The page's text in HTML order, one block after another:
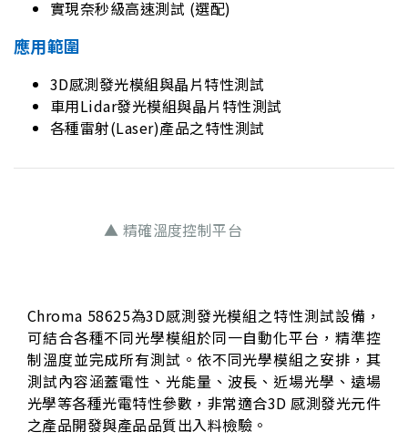
實現奈秒級高速測試 (選配)
應用範圍
3D感測發光模組與晶片特性測試
車用Lidar發光模組與晶片特性測試
各種雷射(Laser)產品之特性測試
▲ 精確溫度控制平台
Chroma 58625為3D感測發光模組之特性測試設備，
可結合各種不同光學模組於同一自動化平台，精準控
制溫度並完成所有測試。依不同光學模組之安排，其
測試內容涵蓋電性、光能量、波長、近場光學、遠場
光學等各種光電特性參數，非常適合3D 感測發光元件
之產品開發與產品品質出入料檢驗。